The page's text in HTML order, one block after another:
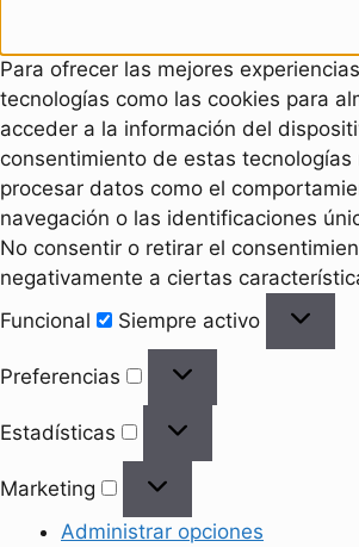
Para ofrecer las mejores
tecnologías como las cookies para
acceder a la información del
consentimiento de estas tecnologías
procesar datos como el
navegación o las identificaciones
No consentir o retirar el
negativamente a ciertas
Funcional
Siempre activo
Preferencias
Estadísticas
Marketing
Administrar opciones